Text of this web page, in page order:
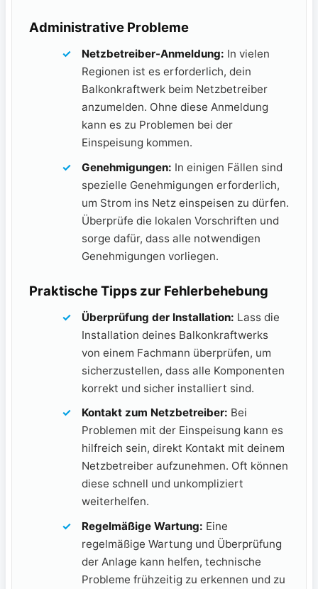
Administrative Probleme
Netzbetreiber-Anmeldung: In ⁣vielen
Regionen ist es erforderlich, dein
Balkonkraftwerk beim Netzbetreiber
anzumelden. Ohne diese Anmeldung
kann es zu⁢ Problemen bei der
Einspeisung kommen.
Genehmigungen: In⁣ einigen Fällen sind
spezielle ⁤Genehmigungen erforderlich,
um Strom ins Netz ⁣einspeisen ⁤zu dürfen.
Überprüfe die lokalen Vorschriften⁤ und
sorge dafür, dass alle notwendigen⁢
Genehmigungen vorliegen.
Praktische Tipps zur Fehlerbehebung
Überprüfung der Installation: Lass​ die
Installation deines Balkonkraftwerks
von einem Fachmann überprüfen, um
sicherzustellen, dass alle Komponenten
korrekt und sicher⁣ installiert sind.
Kontakt zum Netzbetreiber: Bei
‌Problemen mit der Einspeisung kann es
hilfreich sein, direkt Kontakt mit⁢ deinem
Netzbetreiber aufzunehmen. Oft können
diese schnell und unkompliziert
weiterhelfen.
Regelmäßige Wartung: Eine
regelmäßige Wartung und Überprüfung
der Anlage kann helfen, technische
Probleme frühzeitig zu erkennen und zu